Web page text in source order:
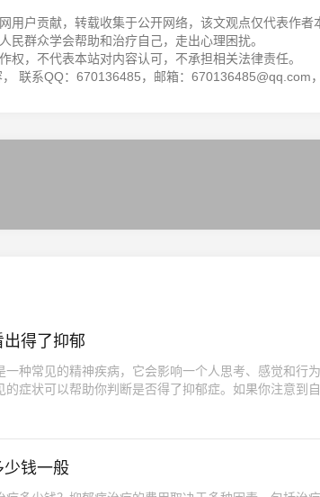
用户贡献，转载收集于公开网络，该文观点仅代表作者
民群众学会帮助和治疗自己，走出心理困扰。
权，不代表本站对内容认可，不承担相关法律责任。
联系QQ：670136485，邮箱：670136485@qq.com
出得了抑郁
一种常见的精神疾病，它会影响一个人思考、感觉和行
的症状可以帮助你判断是否得了抑郁症。如果你注意到
少钱一般